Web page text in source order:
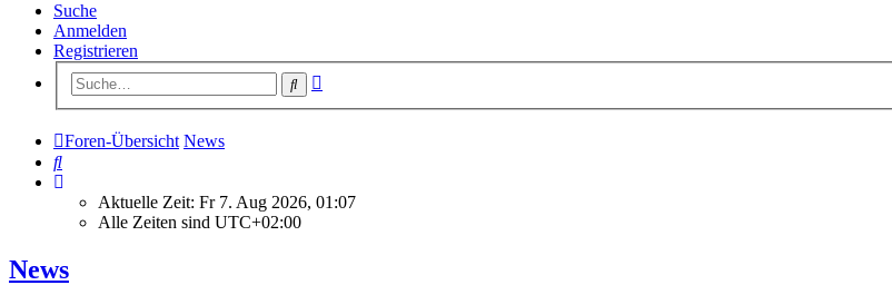
Suche
Anmelden
Registrieren
Suche
Foren-Übersicht News
Suche
Aktuelle Zeit: Fr 7. Aug 2026, 01:07
Alle Zeiten sind UTC+02:00
News